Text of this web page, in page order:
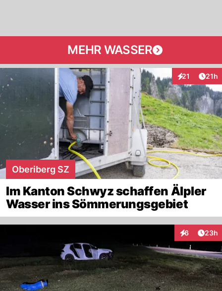
MEHR WASSER
21
Interaktionen
21h
Oberiberg SZ
Im Kanton Schwyz schaffen Älpler
Wasser ins Sömmerungsgebiet
6
Interaktionen
23h